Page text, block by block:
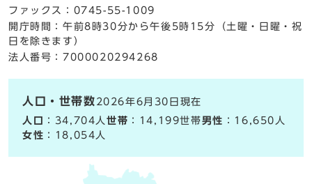
ファックス：0745-55-1009
開庁時間：午前8時30分から午後5時15分（土曜・日曜・祝
日を除きます）
法人番号：7000020294268
人口・世帯数 2026年6月30日現在
人口
：34,704人世帯 ：14,199世帯男性 ：16,650人
女性 ：18,054人